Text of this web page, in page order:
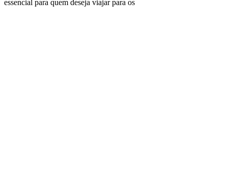
essencial para quem deseja viajar para os